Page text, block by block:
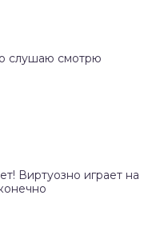
слушаю смотрю
Виртуозно играет на